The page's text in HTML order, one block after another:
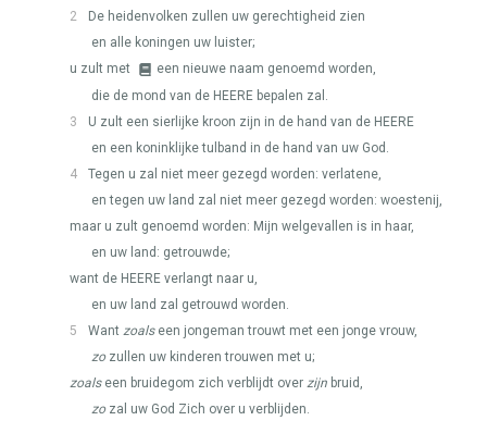
2
De heidenvolken zullen uw gerechtigheid zien
en alle koningen uw luister;
u zult met
een nieuwe naam genoemd worden,
die de mond van de HEERE bepalen zal.
3
U zult een sierlijke kroon zijn in de hand van de HEERE
en een koninklijke tulband in de hand van uw God.
4
Tegen u zal niet meer gezegd worden: verlatene,
en tegen uw land zal niet meer gezegd worden: woestenij,
maar u zult genoemd worden: Mijn welgevallen is in haar,
en uw land: getrouwde;
want de HEERE verlangt naar u,
en uw land zal getrouwd worden.
5
Want zoalseen jongeman trouwt met een jonge vrouw,
zozullen uw kinderen trouwen met u;
zoalseen bruidegom zich verblijdt over zijn bruid,
zozal uw God Zich over u verblijden.